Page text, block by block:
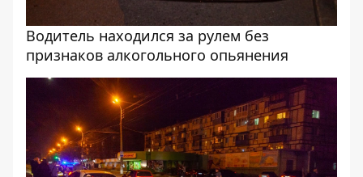
Водитель находился за рулем без
признаков алкогольного опьянения